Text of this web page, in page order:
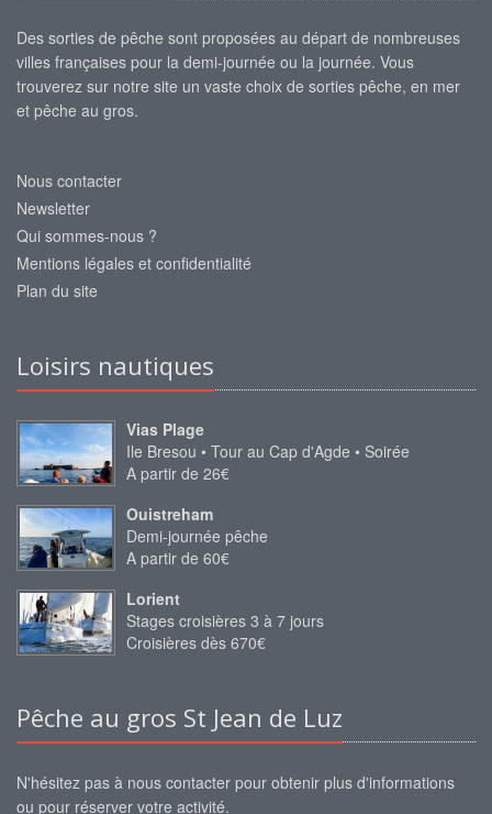
Des sorties de pêche sont proposées au départ de nombreuses
villes françaises pour la demi-journée ou la journée. Vous
trouverez sur notre site un vaste choix de sorties pêche, en mer
et pêche au gros.
Nous contacter
Newsletter
Qui sommes-nous ?
Mentions légales et confidentialité
Plan du site
Loisirs nautiques
Vias Plage
Ile Bresou • Tour au Cap d'Agde • Soirée
A partir de 26€
Ouistreham
Demi-journée pêche
A partir de 60€
Lorient
Stages croisières 3 à 7 jours
Croisières dès 670€
Pêche au gros St Jean de Luz
N'hésitez pas à nous contacter pour obtenir plus d'informations
ou pour réserver votre activité.